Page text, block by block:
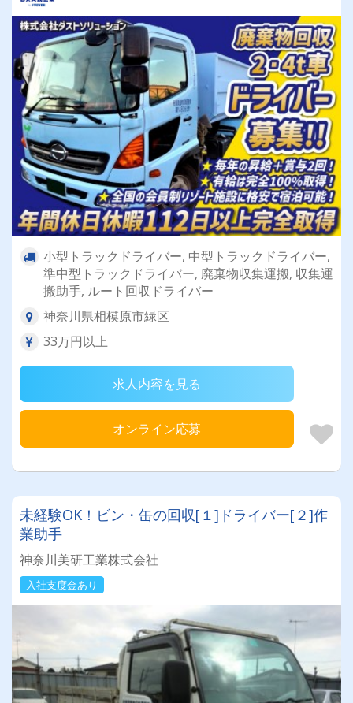
小型トラックドライバー, 中型トラックドライバー,
準中型トラックドライバー, 廃棄物収集運搬, 収集運
搬助手, ルート回収ドライバー
神奈川県相模原市緑区
33万円以上
求人内容を見る
オンライン応募
未経験OK！ビン・缶の回収[１]ドライバー[２]作
業助手
神奈川美研工業株式会社
入社支度金あり